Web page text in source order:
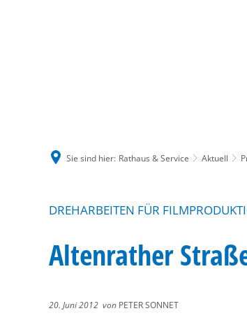
Sie sind hier: Rathaus & Service Aktuell
DREHARBEITEN FÜR
Altenrather
20. Juni 2012 von PETER SONNET